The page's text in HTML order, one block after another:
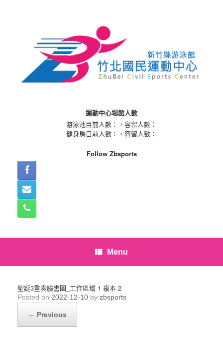
運動中心場館人數
游泳池目前人數：
，容留人數：
健身房目前人數：
，容留人數：
Follow Zbsports
Menu
聖誕3重奏臉書圖_工作區域 1 複本 2
Posted on 2022-12-10 by zbsports
← Previous